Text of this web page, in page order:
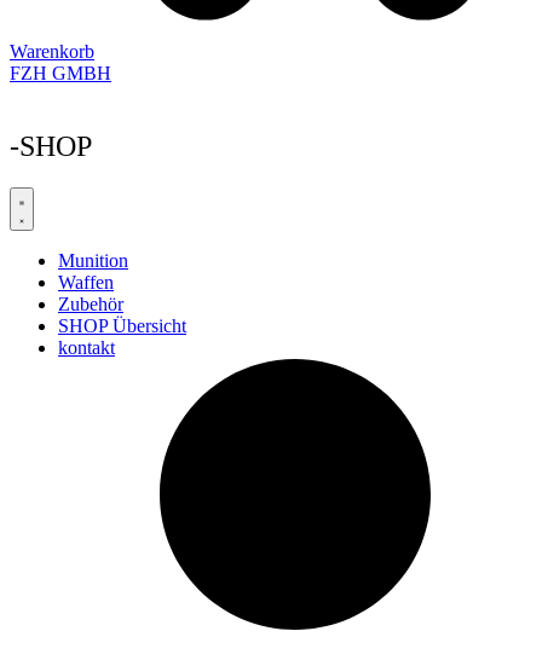
Warenkorb
FZH GMBH
-SHOP
Munition
Waffen
Zubehör
SHOP Übersicht
kontakt